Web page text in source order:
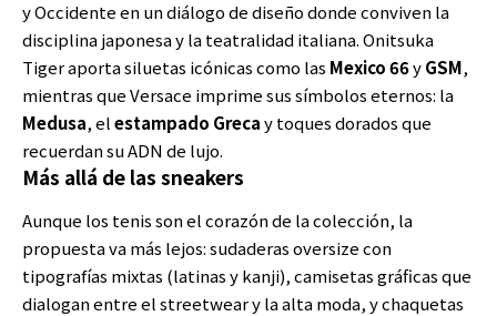
y Occidente en un diálogo de diseño donde conviven la
disciplina japonesa y la teatralidad italiana. Onitsuka
Tiger aporta siluetas icónicas como las Mexico 66yGSM,
mientras que Versace imprime sus símbolos eternos: la
Medusa, elestampado Grecay toques dorados que
recuerdan su ADN de lujo.
Más allá de las sneakers
Aunque los tenis son el corazón de la colección, la
propuesta va más lejos: sudaderas oversize con
tipografías mixtas (latinas y kanji), camisetas gráficas que
dialogan entre el streetwear y la alta moda, y chaquetas